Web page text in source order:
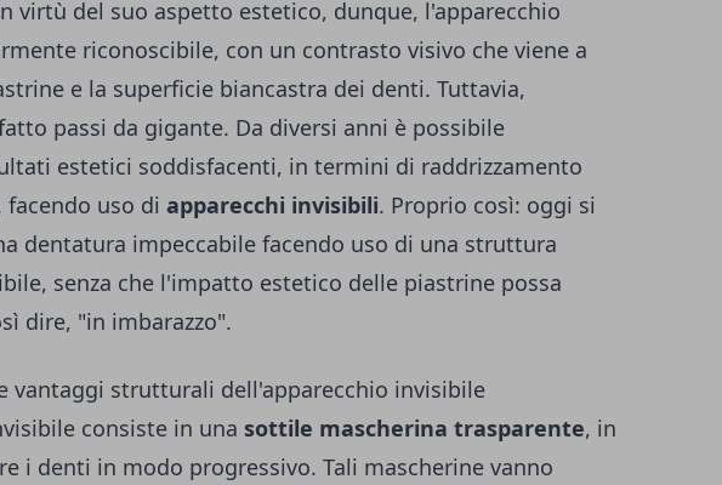
virtù del suo aspetto estetico, dunque, l'apparecchio
riconoscibile, con un contrasto visivo che viene a
e la superficie biancastra dei denti. Tuttavia,
passi da gigante. Da diversi anni è possibile
estetici soddisfacenti, in termini di raddrizzamento
uso di apparecchi invisibili. Proprio così: oggi si
dentatura impeccabile facendo uso di una struttura
senza che l'impatto estetico delle piastrine possa
dire, "in imbarazzo".
vantaggi strutturali dell'apparecchio invisibile
consiste in una sottile mascherina trasparente, in
i denti in modo progressivo. Tali mascherine vanno